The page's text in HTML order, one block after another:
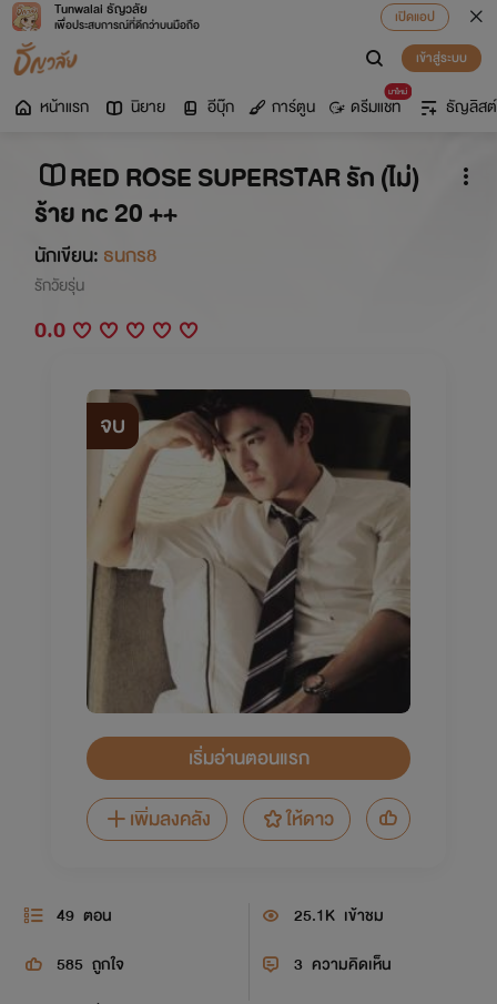
Tunwalai ธัญวลัย
เพื่อประสบการณ์ที่ดีกว่าบนมือถือ
เปิดแอป
เข้าสู่ระบบ
หน้าแรก นิยาย อีบุ๊ก การ์ตูน
มาใหม่
ดรีมแชท ธัญลิสต์
RED ROSE SUPERSTAR รัก (ไม่)
ร้าย nc 20 ++
นักเขียน: ธนกร8
รักวัยรุ่น
0.0
จบ
เริ่มอ่านตอนแรก
เพิ่มลงคลัง
ให้ดาว
49 ตอน 25.1K เข้าชม
585 ถูกใจ 3 ความคิดเห็น